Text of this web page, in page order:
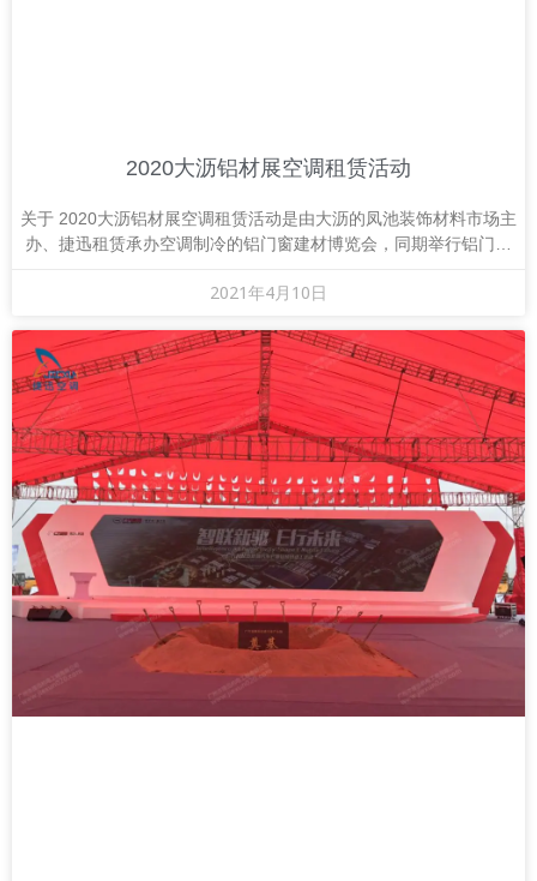
2020大沥铝材展空调租赁活动
关于 2020大沥铝材展空调租赁活动是由大沥的凤池装饰材料市场主
办、捷迅租赁承办空调制冷的铝门窗建材博览会，同期举行铝门窗
2021年4月10日